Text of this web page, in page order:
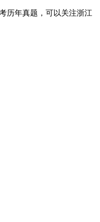
历年真题，可以关注浙江